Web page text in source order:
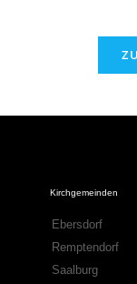
Kirchgemeinden
Ebersdorf
Remptendorf
Saalburg